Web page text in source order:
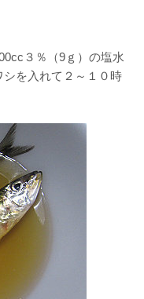
３％（9ｇ）の塩水
を入れて２～１０時